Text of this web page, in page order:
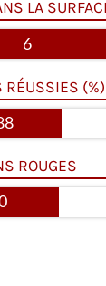
LA
6
RÉUSSIES (%)
ROUGES